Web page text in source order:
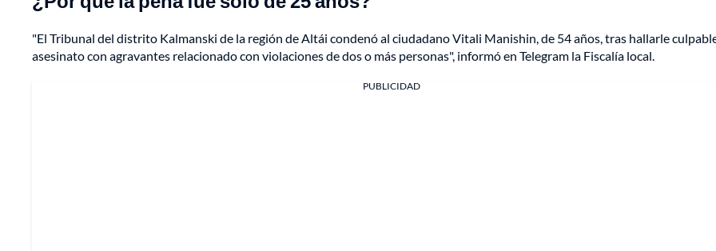
"El Tribunal del distrito Kalmanski de la región de Altái condenó al ciudadano Vitali Manishin, de 54 años, tras hallarle
asesinato con agravantes relacionado con violaciones de dos o más personas", informó en Telegram la Fiscalía local.
PUBLICIDAD